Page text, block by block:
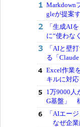
Markdown
gleが提案
「生成AI
に“使わな
「AIと壁
る「
Excel作業
キルに対
1万9000人
G基盤」
「AIエー
なぜ企業